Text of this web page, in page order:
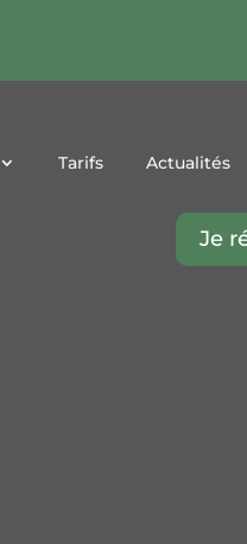
Tarifs Actualités
Je